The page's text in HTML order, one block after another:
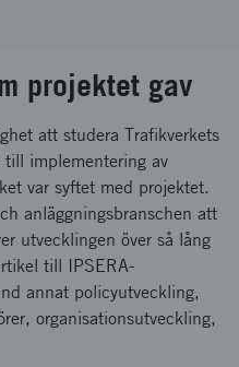
projektet gav
att studera Trafikverkets
till implementering av
var syftet med projektet.
anläggningsbranschen att
utvecklingen över så lång
till IPSERA-
annat policyutveckling,
organisationsutveckling,